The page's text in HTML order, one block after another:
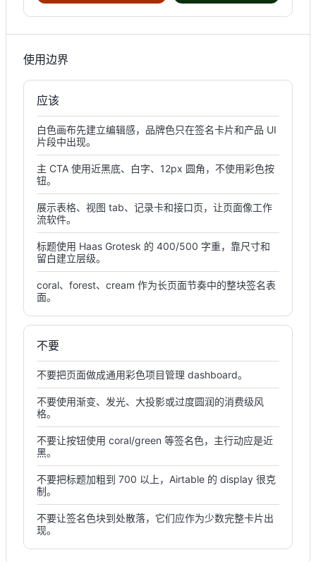
使用边界
应该
白色画布先建立编辑感，品牌色只在签名卡片和产品 UI
片段中出现。
主 CTA 使用近黑底、白字、12px 圆角，不使用彩色按
钮。
展示表格、视图 tab、记录卡和接口页，让页面像工作
流软件。
标题使用 Haas Grotesk 的 400/500 字重，靠尺寸和
留白建立层级。
coral、forest、cream 作为长页面节奏中的整块签名表
面。
不要
不要把页面做成通用彩色项目管理 dashboard。
不要使用渐变、发光、大投影或过度圆润的消费级风
格。
不要让按钮使用 coral/green 等签名色，主行动应是近
黑。
不要把标题加粗到 700 以上，Airtable 的 display 很克
制。
不要让签名色块到处散落，它们应作为少数完整卡片出
现。